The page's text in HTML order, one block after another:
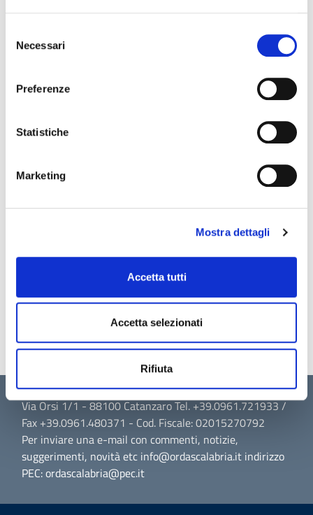
delNecessari
Preferenze
Statistiche
Marketing
Mostra dettagli
Accetta tutti
Accetta selezionati
Rifiuta
all’ulteriore sottomenù “Tesserino di
descritti i vari passaggi da effettuare per la
ottenere in due formati:
smartphone
tesserino fisico formato carta di credito,
scaricabile anche in formato pdf stampabile.
Per eventuali ulteriori informazioni gli uffici
dell’Ordine sono disponibili ad essere contattati
allo 0961-721933 dal lunedì al venerdì dalle ore
10:00 alle ore 12:00.
Via Orsi 1/1 - 88100 Catanzaro Tel. +39.0961.721933 /
Fax +39.0961.480371 - Cod. Fiscale: 02015270792
Per inviare una e-mail con commenti, notizie,
suggerimenti, novità etc info@ordascalabria.it indirizzo
PEC: ordascalabria@pec.it